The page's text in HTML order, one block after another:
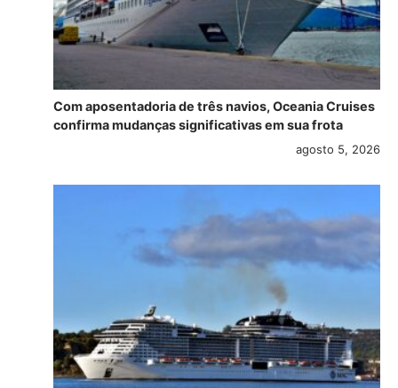
Com aposentadoria de três navios, Oceania Cruises
confirma mudanças significativas em sua frota
agosto 5, 2026